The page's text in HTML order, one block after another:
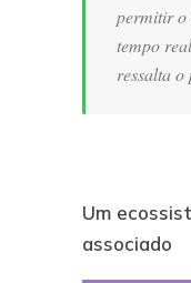
permitir o
tempo
ressalta o
Um
associado